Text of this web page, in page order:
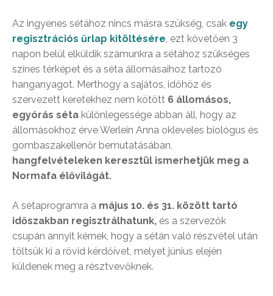
Az ingyenes sétához nincs másra szükség, csak egy
regisztrációs űrlap kitöltésére, ezt követően 3
napon belül elküldik számunkra a sétához szükséges
színes térképet és a séta állomásaihoz tartozó
hanganyagot. Merthogy a sajátos, időhöz és
szervezett keretekhez nem kötött 6 állomásos,
egyórás séta különlegessége abban áll, hogy az
állomásokhoz érve Werlein Anna okleveles biológus és
gombaszakellenőr bemutatásában,
hangfelvételeken keresztül ismerhetjük meg a
Normafa élővilágát.
A sétaprogramra a május 10. és 31. között tartó
időszakban regisztrálhatunk, és a szervezők
csupán annyit kérnek, hogy a sétán való részvétel után
töltsük ki a rövid kérdőívet, melyet június elején
küldenek meg a résztvevőknek.